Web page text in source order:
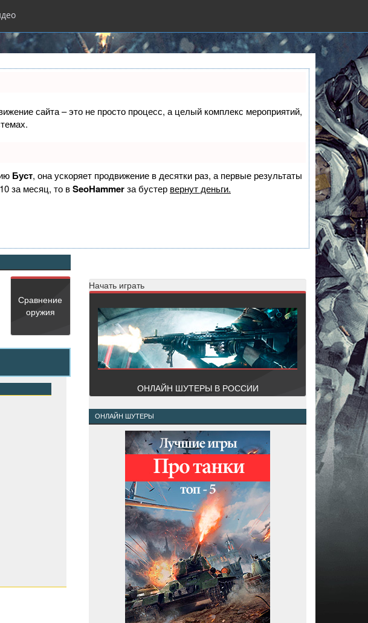
сайта – это не просто процесс, а целый комплекс мероприятий,
Буст, она ускоряет продвижение в десятки раз, а первые результаты
за месяц, то вSeoHammerза бустер вернут деньги.
Сравнение
оружия
Начать играть
ОНЛАЙН ШУТЕРЫ В РОССИИ
ОНЛАЙН ШУТЕРЫ